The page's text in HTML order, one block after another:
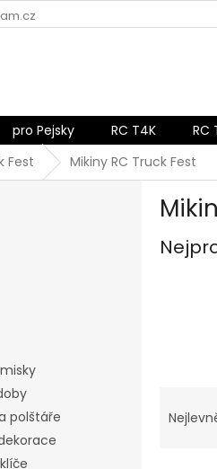
pro Pejsky RC T4K RC
Fest Mikiny RC Truck Fest
polštáře
a